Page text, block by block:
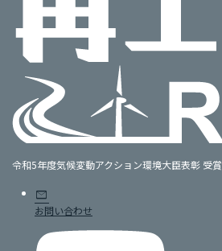
令和5年度気候変動アクション環境大臣表彰 受賞
mail
お問い合わせ